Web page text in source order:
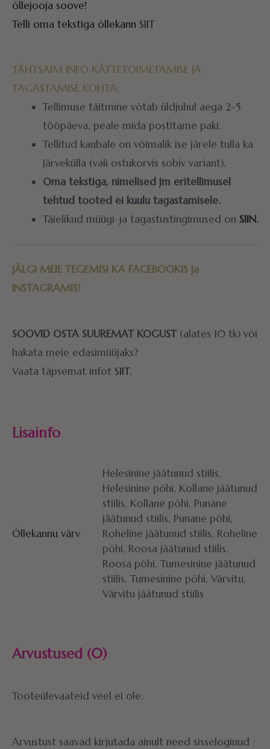
õllejooja soove!
Telli oma tekstiga õllekann SIIT
TÄHTSAIM INFO KÄTTETOIMETAMISE JA
TAGASTAMISE KOHTA:
Tellimuse täitmine võtab üldjuhul aega 2-5
tööpäeva, peale mida postitame paki.
Tellitud kaubale on võimalik ise järele tulla ka
Järvekülla (vali ostukorvis sobiv variant).
Oma tekstiga, nimelised jm eritellimusel
tehtud tooted ei kuulu tagastamisele.
Täielikud müügi-ja tagastustingimused on SIIN.
JÄLGI MEIE TEGEMISI KA FACEBOOKIS ja
INSTAGRAMIS!
SOOVID OSTA SUUREMAT KOGUST(alates 10 tk) või
hakata meie edasimüüjaks?
Vaata täpsemat infot SIIT.
Lisainfo
Õllekannu värv
Helesinine jäätunud stiilis,
Helesinine põhi, Kollane jäätunud
stiilis, Kollane põhi, Punane
jäätunud stiilis, Punane põhi,
Roheline jäätunud stiilis, Roheline
põhi, Roosa jäätunud stiilis,
Roosa põhi, Tumesinine jäätunud
stiilis, Tumesinine põhi, Värvitu,
Värvitu jäätunud stiilis
Arvustused (0)
Tooteülevaateid veel ei ole.
Arvustust saavad kirjutada ainult need sisseloginud